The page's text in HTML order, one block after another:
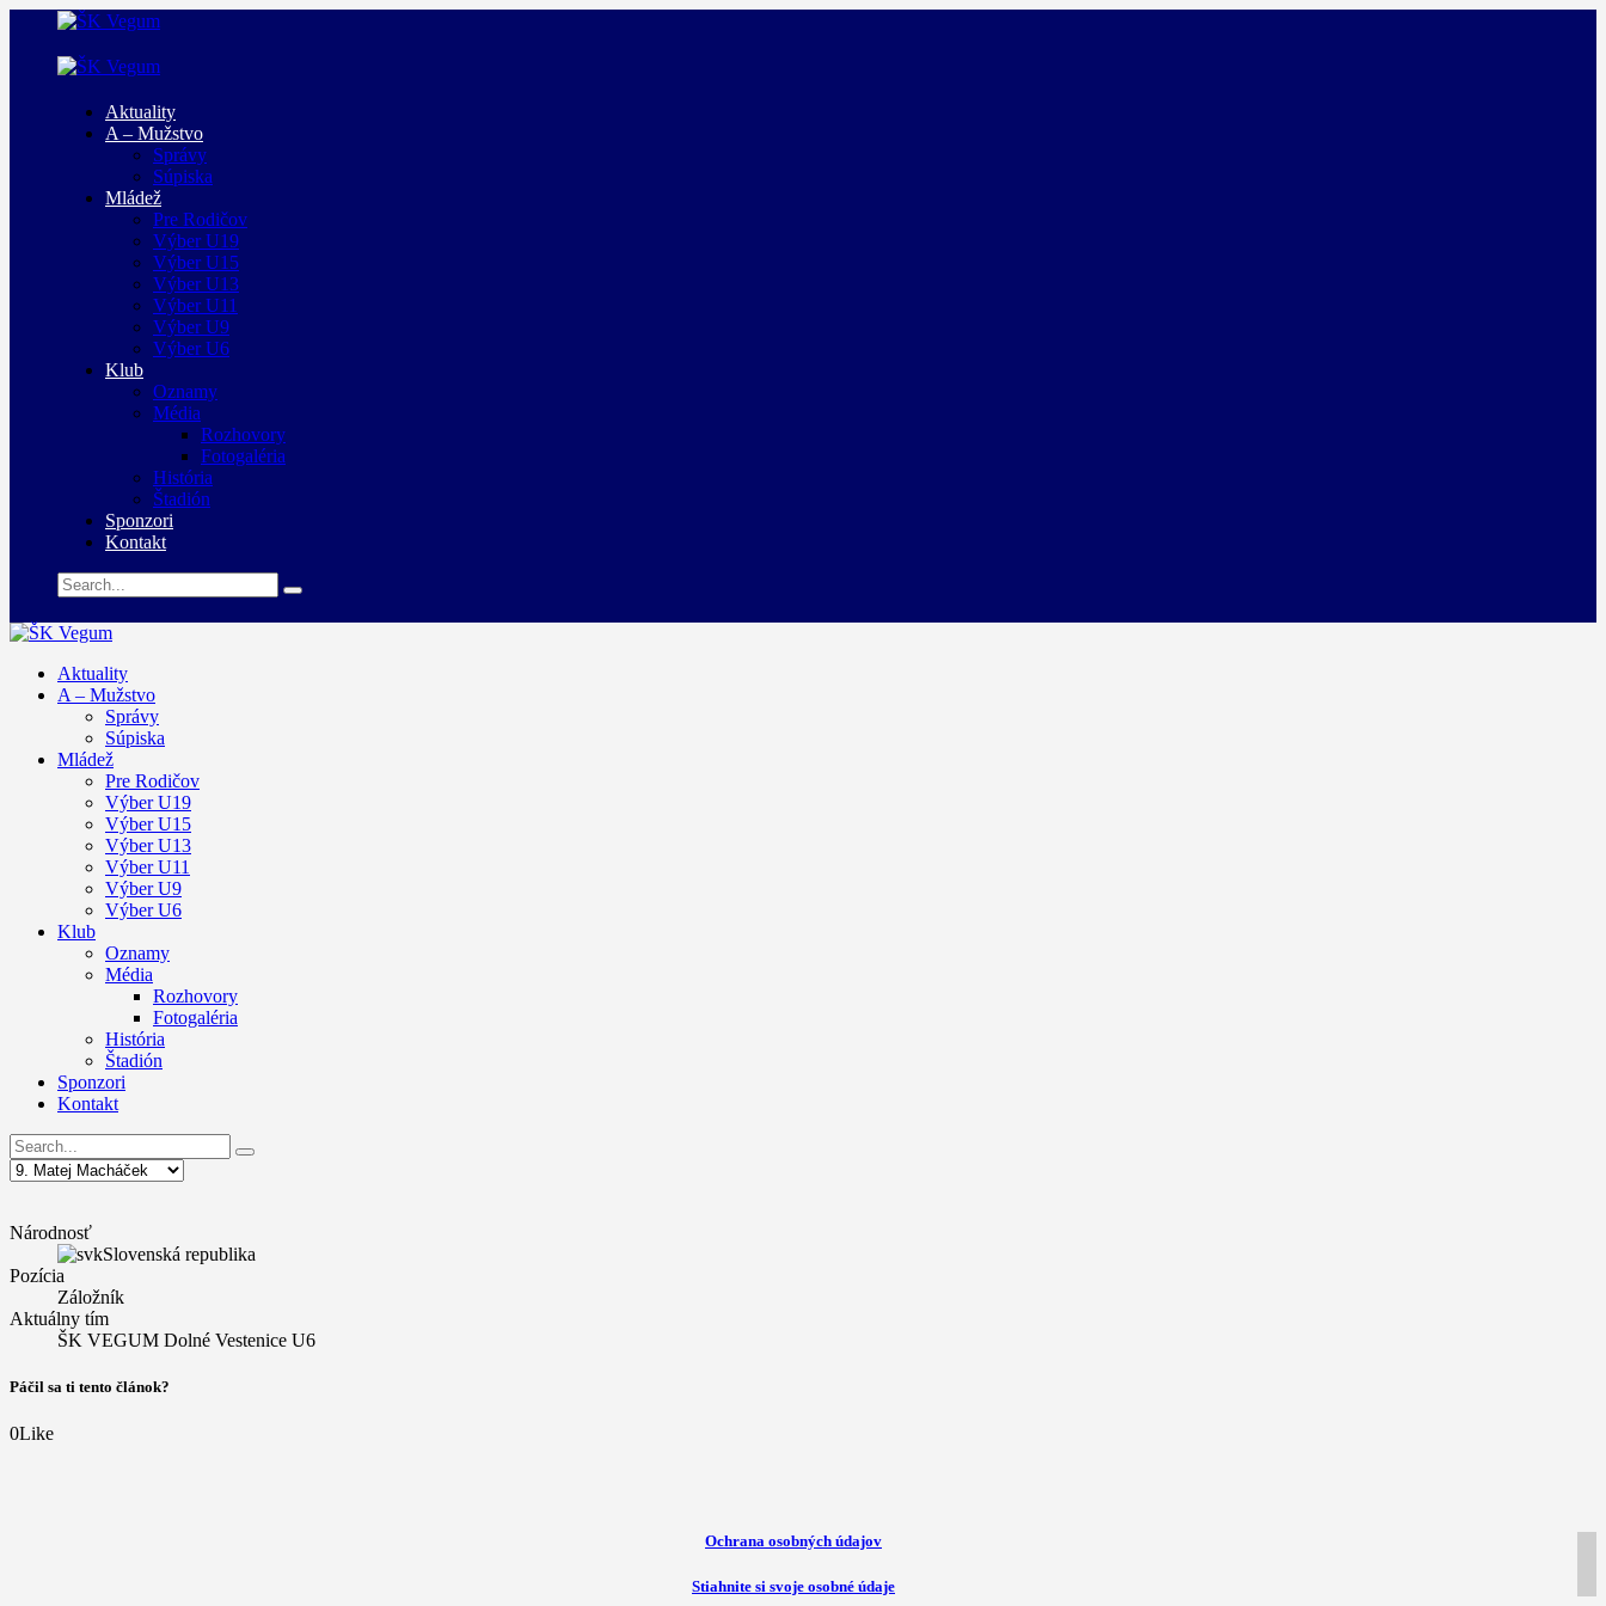
Aktuality
A – Mužstvo
Správy
Súpiska
Mládež
Pre Rodičov
Výber U19
Výber U15
Výber U13
Výber U11
Výber U9
Výber U6
Klub
Oznamy
Média
Rozhovory
Fotogaléria
História
Štadión
Sponzori
Kontakt
Aktuality
A – Mužstvo
Správy
Súpiska
Mládež
Pre Rodičov
Výber U19
Výber U15
Výber U13
Výber U11
Výber U9
Výber U6
Klub
Oznamy
Média
Rozhovory
Fotogaléria
História
Štadión
Sponzori
Kontakt
Národnosť
Slovenská republika
Pozícia
Záložník
Aktuálny tím
ŠK VEGUM Dolné Vestenice U6
Páčil sa ti tento článok?
0Like
Ochrana osobných údajov
Stiahnite si svoje osobné údaje